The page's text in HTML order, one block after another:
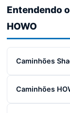
Entendendo
HOWO
Caminhões
Caminhões